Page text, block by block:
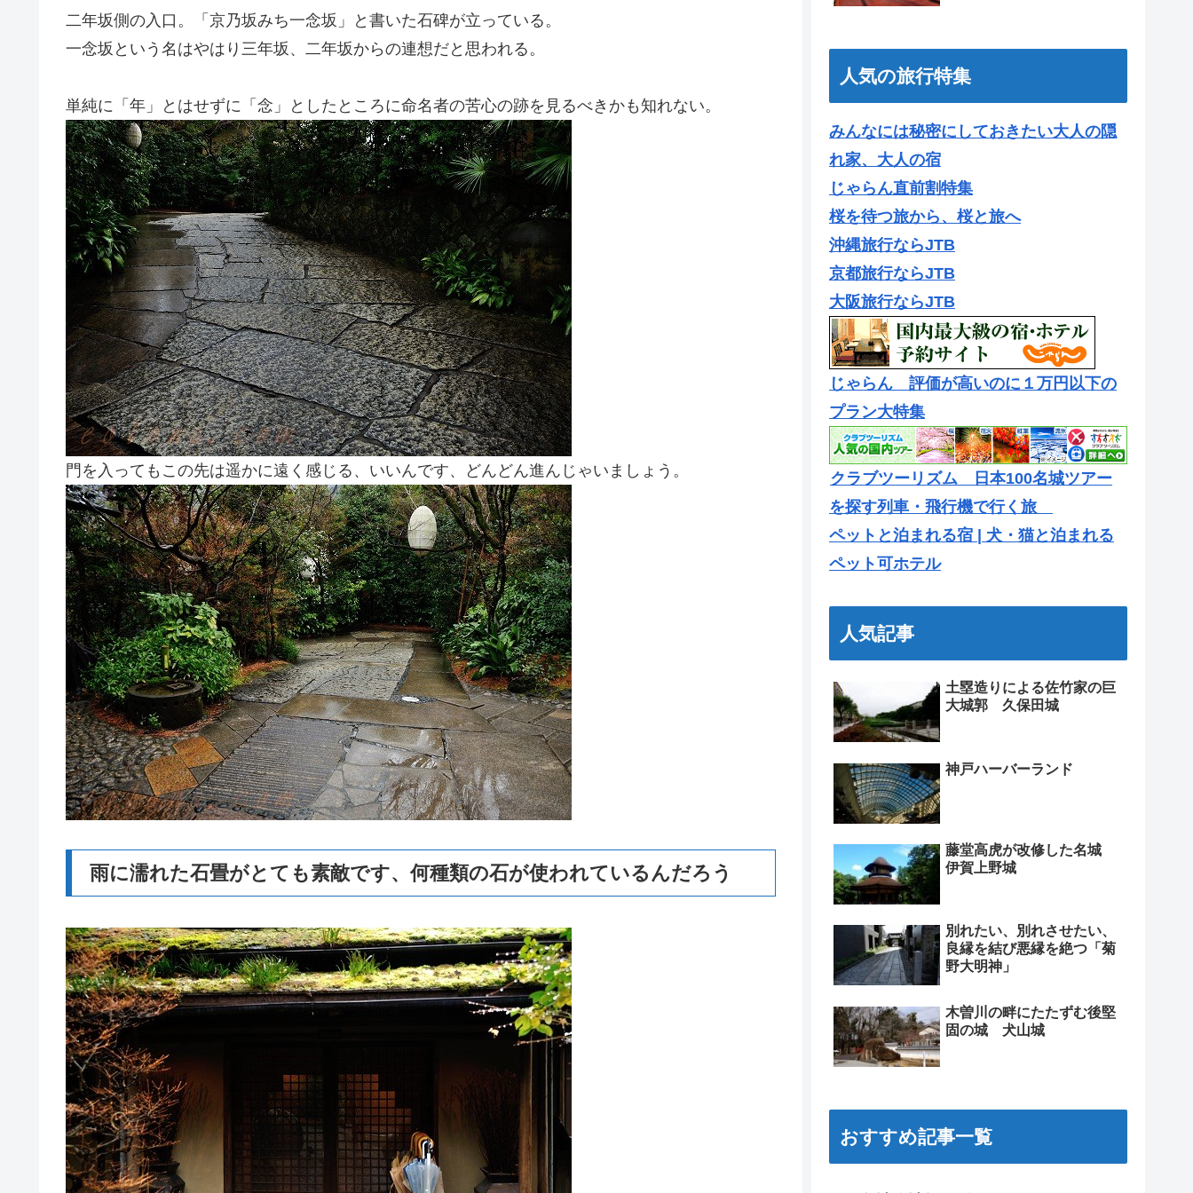
二年坂側の入口。「京乃坂みち一念坂」と書いた石碑が立っている。
一念坂という名はやはり三年坂、二年坂からの連想だと思われる。
単純に「年」とはせずに「念」としたところに命名者の苦心の跡を見るべきかも知れない。
門を入ってもこの先は遥かに遠く感じる、いいんです、どんどん進んじゃいましょう。
雨に濡れた石畳がとても素敵です、何種類の石が使われているんだろう
人気の旅行特集
みんなには秘密にしておきたい大人の隠
れ家、大人の宿
じゃらん直前割特集
桜を待つ旅から、桜と旅へ
沖縄旅行ならJTB
京都旅行ならJTB
大阪旅行ならJTB
じゃらん 評価が高いのに１万円以下の
プラン大特集
クラブツーリズム 日本100名城ツアー
を探す列車・飛行機で行く旅
ペットと泊まれる宿 | 犬・猫と泊まれる
ペット可ホテル
人気記事
土塁造りによる佐竹家の巨
大城郭 久保田城
神戸ハーバーランド
藤堂高虎が改修した名城
伊賀上野城
別れたい、別れさせたい、
良縁を結び悪縁を絶つ「菊
野大明神」
木曽川の畔にたたずむ後堅
固の城 犬山城
おすすめ記事一覧